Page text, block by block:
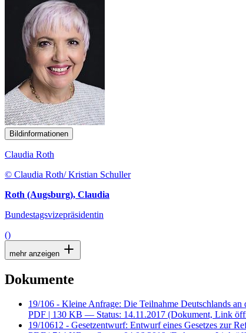
Bildinformationen
Claudia Roth
© Claudia Roth/ Kristian Schuller
Roth (Augsburg), Claudia
Bundestagsvizepräsidentin
()
mehr anzeigen
Dokumente
19/106 - Kleine Anfrage: Die Teilnahme Deutschlands
PDF | 130 KB — Status: 14.11.2017 (Dokument, Link
19/10612 - Gesetzentwurf: Entwurf eines Gesetzes zur